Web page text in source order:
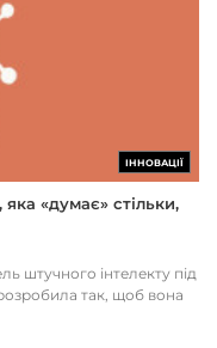
ІННОВАЦІЇ
«думає» стільки,
штучного інтелекту під
так, щоб вона